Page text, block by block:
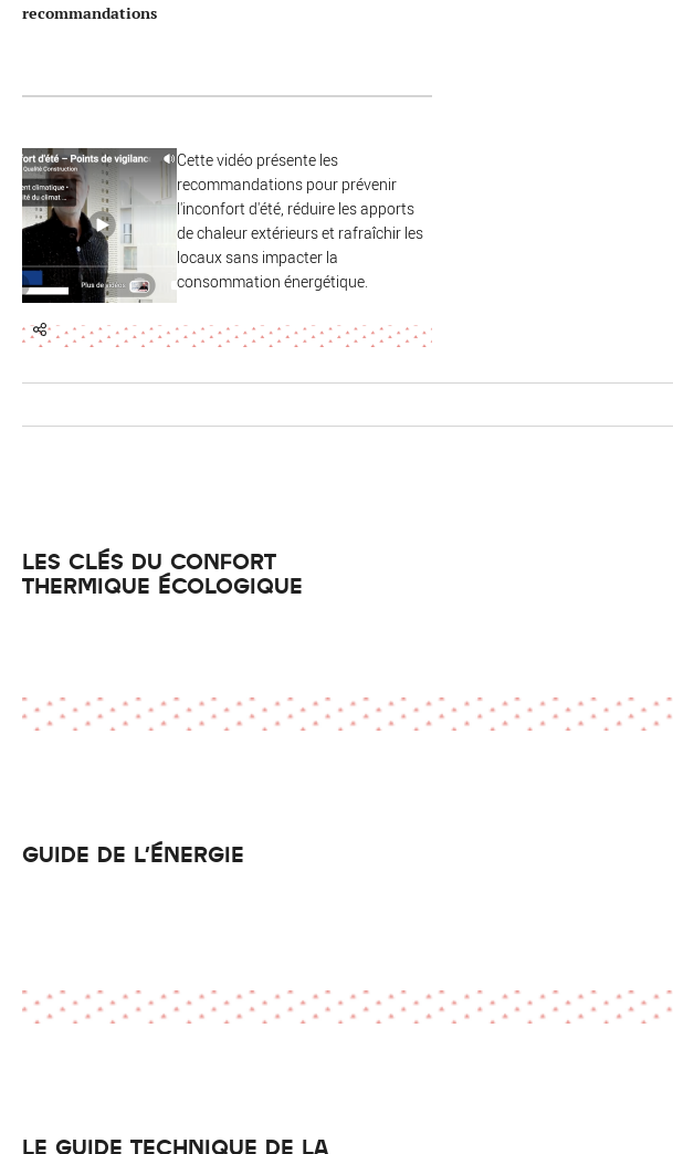
recommandations
Cette vidéo présente les
recommandations pour prévenir
l'inconfort d'été, réduire les apports
de chaleur extérieurs et rafraîchir les
locaux sans impacter la
consommation énergétique.
LES CLÉS DU CONFORT
THERMIQUE ÉCOLOGIQUE
GUIDE DE L'ÉNERGIE
LE GUIDE TECHNIQUE DE LA